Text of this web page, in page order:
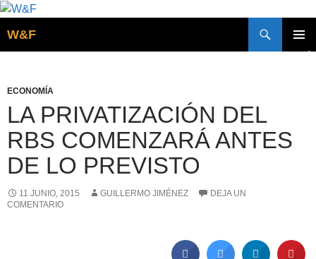
W&F
ECONOMÍA
LA PRIVATIZACIÓN DEL
RBS COMENZARÁ ANTES
DE LO PREVISTO
11 JUNIO, 2015 GUILLERMO JIMÉNEZ
DEJA UN
COMENTARIO